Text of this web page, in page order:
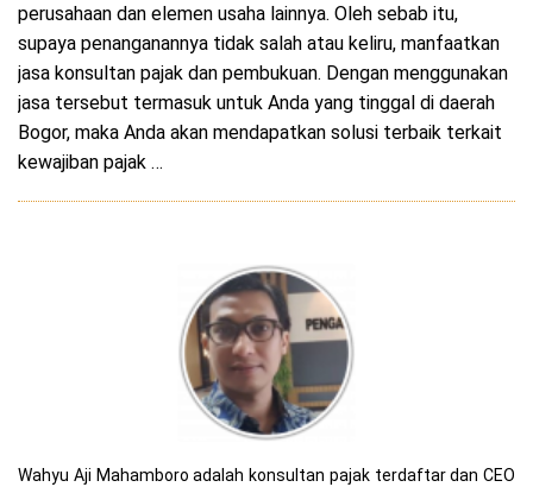
perusahaan dan elemen usaha lainnya. Oleh sebab itu,
supaya penanganannya tidak salah atau keliru, manfaatkan
jasa konsultan pajak dan pembukuan. Dengan menggunakan
jasa tersebut termasuk untuk Anda yang tinggal di daerah
Bogor, maka Anda akan mendapatkan solusi terbaik terkait
kewajiban pajak …
Wahyu Aji Mahamboro adalah konsultan pajak terdaftar dan CEO